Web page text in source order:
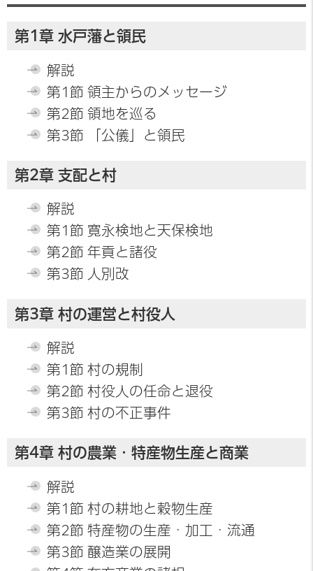
第1章 水戸藩と領民
解説
第1節 領主からのメッセージ
第2節 領地を巡る
第3節 「公儀」と領民
第2章 支配と村
解説
第1節 寛永検地と天保検地
第2節 年貢と諸役
第3節 人別改
第3章 村の運営と村役人
解説
第1節 村の規制
第2節 村役人の任命と退役
第3節 村の不正事件
第4章 村の農業・特産物生産と商業
解説
第1節 村の耕地と穀物生産
第2節 特産物の生産・加工・流通
第3節 醸造業の展開